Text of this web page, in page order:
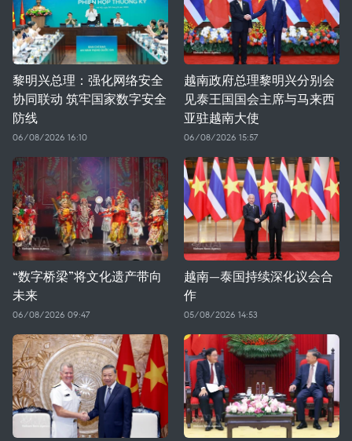
黎明兴总理：强化网络安全
协同联动 筑牢国家数字安全
防线
06/08/2026 16:10
越南政府总理黎明兴分别会
见泰王国国会主席与马来西
亚驻越南大使
06/08/2026 15:57
“数字桥梁”将文化遗产带向
未来
06/08/2026 09:47
越南—泰国持续深化议会合
作
05/08/2026 14:53